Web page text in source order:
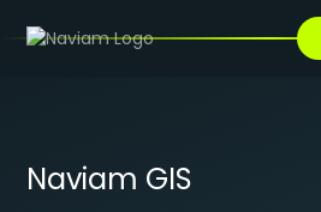
Naviam GIS